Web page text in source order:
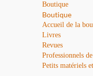
Boutique
Boutique
Accueil de la
Livres
Revues
Professionnels
Petits matériels